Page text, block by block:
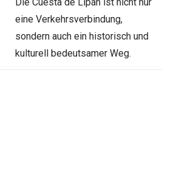
eine Verkehrsverbindung,
sondern auch ein historisch und
kulturell bedeutsamer Weg.